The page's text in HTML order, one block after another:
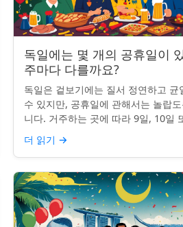
독일에는 몇 개의 공휴일이
주마다 다를까요?
독일은 겉보기에는 질서 정연하고 균
수 있지만, 공휴일에 관해서는 놀랍
니다. 거주하는 곳에 따라 9일, 10일
13일의 공휴일이 포함될 수 있습니다.
까요? 간단한 통찰...
더 읽기 →